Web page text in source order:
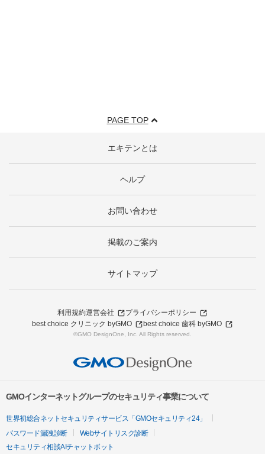
PAGE TOP
エキテンとは
ヘルプ
お問い合わせ
掲載のご案内
サイトマップ
利用規約運営会社
プライバシーポリシー
best choice クリニック byGMO
best choice 歯科 byGMO
©GMO DesignOne, Inc. All Rights reserved.
GMOインターネットグループのセキュリティ事業について
世界初総合ネットセキュリティサービス「GMOセキュリティ24」
パスワード漏洩診断
Webサイトリスク診断
セキュリティ相談AIチャットボット